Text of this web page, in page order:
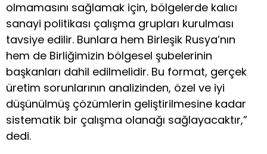
olmamasını sağlamak için, bölgelerde kalıcı
sanayi politikası çalışma grupları kurulması
tavsiye edilir. Bunlara hem Birleşik Rusya’nın
hem de Birliğimizin bölgesel şubelerinin
başkanları dahil edilmelidir. Bu format, gerçek
üretim sorunlarının analizinden, özel ve iyi
düşünülmüş çözümlerin geliştirilmesine kadar
sistematik bir çalışma olanağı sağlayacaktır,”
dedi.